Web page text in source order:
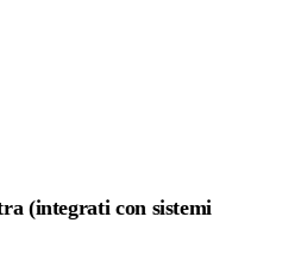
(integrati con sistemi